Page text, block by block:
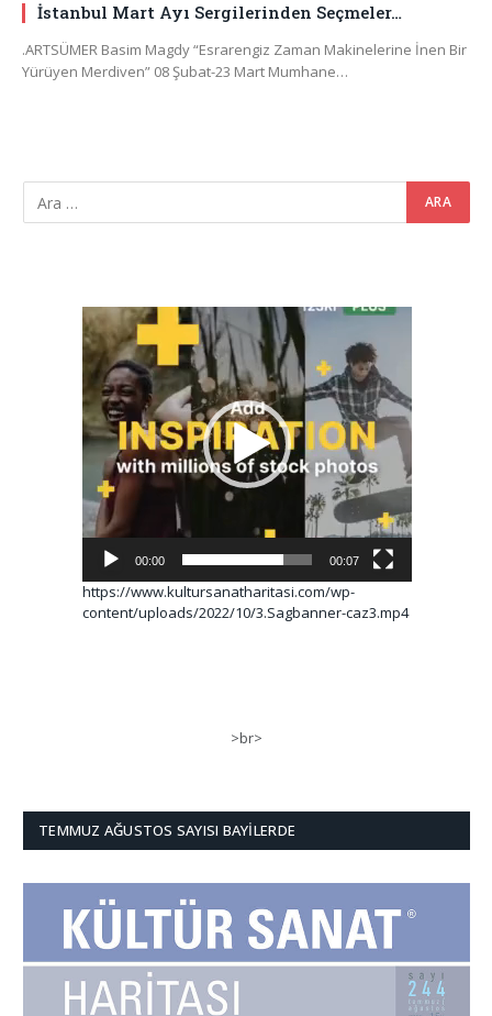
İstanbul Mart Ayı Sergilerinden Seçmeler…
.ARTSÜMER Basim Magdy “Esrarengiz Zaman Makinelerine İnen Bir
Yürüyen Merdiven” 08 Şubat-23 Mart Mumhane…
Video
oynatıcı
00:00 00:07
https://www.kultursanatharitasi.com/wp-
content/uploads/2022/10/3.Sagbanner-caz3.mp4
>br>
TEMMUZ AĞUSTOS SAYISI BAYILERDE